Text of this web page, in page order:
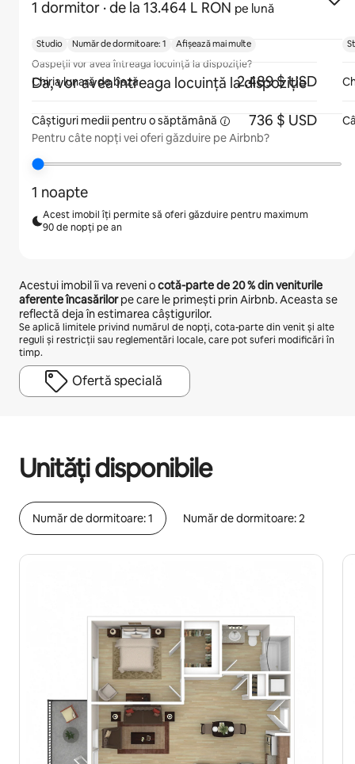
1 dormitor · de la 13.464 L RON pe lună
Oaspeții vor avea întreaga locuință la dispoziție?
Da, vor avea întreaga locuință la dispoziție
Pentru câte nopți vei oferi găzduire pe Airbnb?
1 noapte
Acest imobil îți permite să oferi găzduire pentru maximum
90 de nopți pe an
Acestui imobil îi va reveni ocotă-parte de20 %din veniturile
aferente încasărilorpe care le primești prin Airbnb. Aceasta se
reflectă deja în estimarea câștigurilor.
Se aplică limitele privind numărul de nopți, cota-parte din venit și alte
reguli și restricții sau reglementări locale, care pot suferi modificări în
timp.
Ofertă specială
Unități disponibile
Număr de dormitoare: 1 Număr de dormitoare: 2
Studio Număr de dormitoare: 1 Afișează mai multe
Chiria lunară de bază 2.489 $ USD
Câștiguri medii pentru o săptămână 736 $ USD